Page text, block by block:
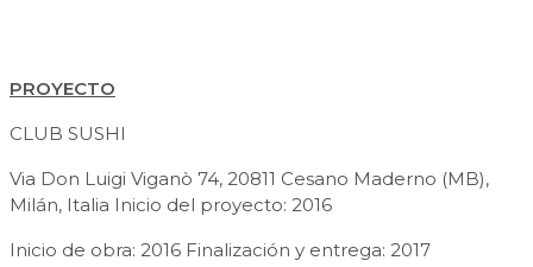
PROYECTO
CLUB SUSHI
Via Don Luigi Viganò 74, 20811 Cesano Maderno (MB),
Milán, Italia Inicio del proyecto: 2016
Inicio de obra: 2016 Finalización y entrega: 2017